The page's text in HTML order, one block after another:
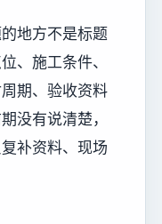
地方不是标题
、施工条件、
期、验收资料
没有说清楚，
补资料、现场